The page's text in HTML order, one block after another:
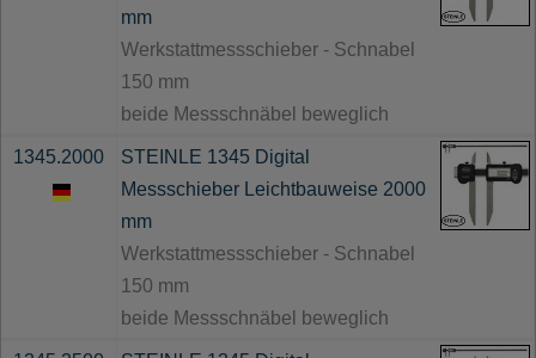
mm
Werkstattmessschieber - Schnabel
150 mm
beide Messschnäbel beweglich
1345.2000
STEINLE 1345 Digital
Messschieber Leichtbauweise 2000
mm
Werkstattmessschieber - Schnabel
150 mm
beide Messschnäbel beweglich